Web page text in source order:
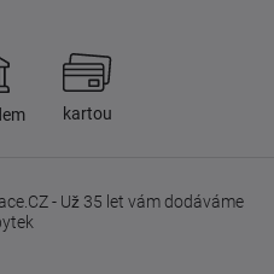
kartou
- Už 35 let vám dodáváme